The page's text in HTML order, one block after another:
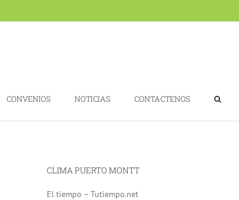
CONVENIOS NOTICIAS CONTACTENOS
CLIMA PUERTO MONTT
El tiempo – Tutiempo.net